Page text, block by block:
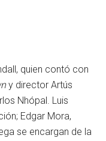
quien contó con
y director Artús
Nhópal. Luis
Edgar Mora,
se encargan de la